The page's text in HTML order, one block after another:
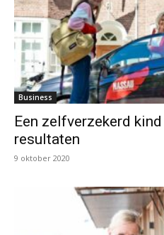
Business
Een zelfverzekerd
resultaten
9 oktober 2020